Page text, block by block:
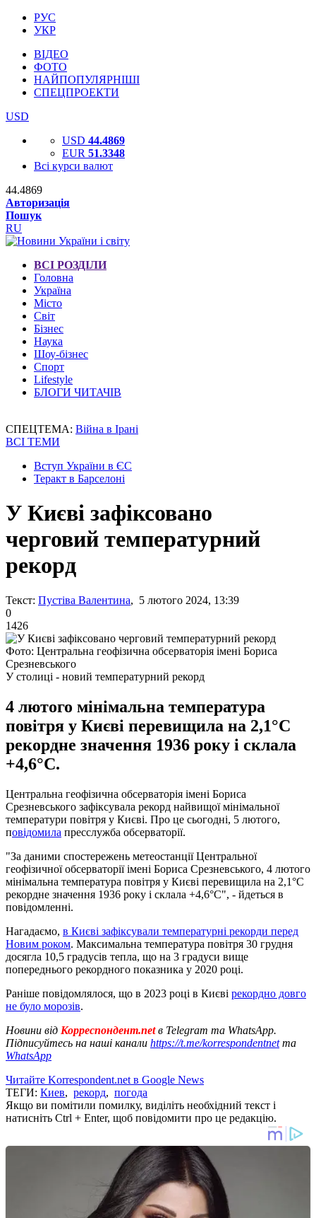
РУС
УКР
ВІДЕО
ФОТО
НАЙПОПУЛЯРНІШІ
СПЕЦПРОЕКТИ
USD
USD 44.4869
EUR 51.3348
Всі курси валют
44.4869
Авторизація
Пошук
RU
ВСІ РОЗДІЛИ
Головна
Україна
Місто
Світ
Бізнес
Наука
Шоу-бізнес
Спорт
Lifestyle
БЛОГИ ЧИТАЧІВ
СПЕЦТЕМА: Війна в Ірані
ВСІ ТЕМИ
Вступ України в ЄС
Теракт в Барселоні
У Києві зафіксовано
черговий температурний
рекорд
Текст: Пустіва Валентина, 5 лютого 2024, 13:39
0
1426
Фото: Центральна геофізична обсерваторія імені Бориса
Срезневського
У столиці - новий температурний рекорд
4 лютого мінімальна температура
повітря у Києві перевищила на 2,1°С
рекордне значення 1936 року і склала
+4,6°С.
Центральна геофізична обсерваторія імені Бориса
Срезневського зафіксувала рекорд найвищої мінімальної
температури повітря у Києві. Про це сьогодні, 5 лютого,
повідомила пресслужба обсерваторії.
"За даними спостережень метеостанції Центральної
геофізичної обсерваторії імені Бориса Срезневського, 4 лютого
мінімальна температура повітря у Києві перевищила на 2,1°С
рекордне значення 1936 року і склала +4,6°С", - йдеться в
повідомленні.
Нагадаємо, в Києві зафіксували температурні рекорди перед
Новим роком. Максимальна температура повітря 30 грудня
досягла 10,5 градусів тепла, що на 3 градуси вище
попереднього рекордного показника у 2020 році.
Раніше повідомлялося, що в 2023 році в Києві рекордно довго
не було морозів.
Новини від Корреспондент.netв Telegram та WhatsApp.
Підписуйтесь на наші канали https://t.me/korrespondentnetта
WhatsApp
Читайте Korrespondent.net в Google News
ТЕГИ: Киев, рекорд, погода
Якщо ви помітили помилку, виділіть необхідний текст і
натисніть Ctrl + Enter, щоб повідомити про це редакцію.